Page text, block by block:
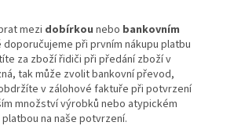
mezi dobírkou nebo bankovním
doporučujeme při prvním nákupu platbu
za zboží řidiči při předání zboží v
tak může zvolit bankovní převod,
v zálohové faktuře při potvrzení
množství výrobků nebo atypickém
na naše potvrzení.